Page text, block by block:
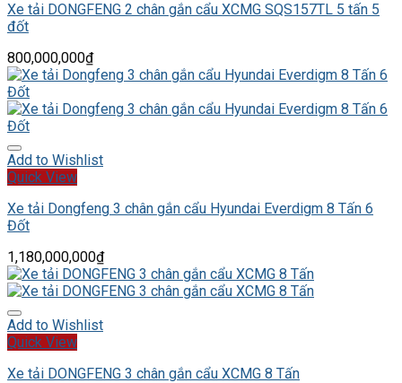
Xe tải DONGFENG 2 chân gắn cẩu XCMG SQS157TL 5 tấn 5
đốt
800,000,000₫
Add to Wishlist
Quick View
Xe tải Dongfeng 3 chân gắn cẩu Hyundai Everdigm 8 Tấn 6
Đốt
1,180,000,000₫
Add to Wishlist
Quick View
Xe tải DONGFENG 3 chân gắn cẩu XCMG 8 Tấn